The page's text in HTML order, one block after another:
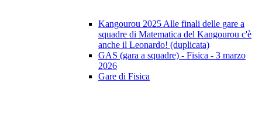
Kangourou 2025 Alle finali delle gare a
squadre di Matematica del Kangourou c'è
anche il Leonardo! (duplicata)
GAS (gara a squadre) - Fisica - 3 marzo
2026
Gare di Fisica